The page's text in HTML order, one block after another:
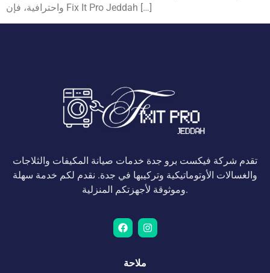
واحترافية، فإن Fix It Pro Jeddah […]
تقدم شركة فيكست برو جدة خدمات صيانة المكيفات والثلاجات
والغسالات الأوتوماتيكية وتركيبها في جدة. نقدم لكم خدمة سهلة
وموثوقة لأجهزتكم المنزلية.
ملاحة